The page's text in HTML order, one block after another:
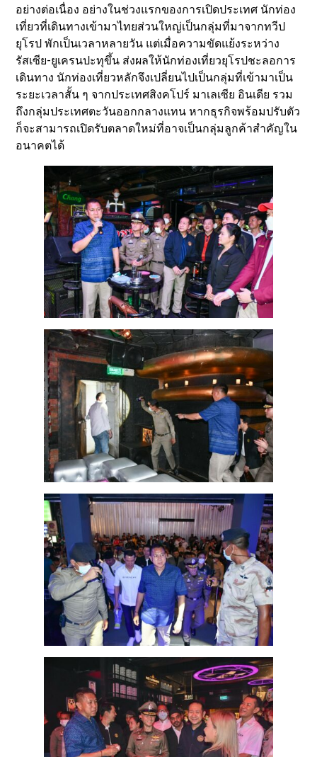
อย่างต่อเนื่อง อย่างในช่วงแรกของการเปิดประเทศ นักท่อง
เที่ยวที่เดินทางเข้ามาไทยส่วนใหญ่เป็นกลุ่มที่มาจากทวีป
ยุโรป พักเป็นเวลาหลายวัน แต่เมื่อความขัดแย้งระหว่าง
รัสเซีย-ยูเครนปะทุขึ้น ส่งผลให้นักท่องเที่ยวยุโรปชะลอการ
เดินทาง นักท่องเที่ยวหลักจึงเปลี่ยนไปเป็นกลุ่มที่เข้ามาเป็น
ระยะเวลาสั้น ๆ จากประเทศสิงคโปร์ มาเลเซีย อินเดีย รวม
ถึงกลุ่มประเทศตะวันออกกลางแทน หากธุรกิจพร้อมปรับตัว
ก็จะสามารถเปิดรับตลาดใหม่ที่อาจเป็นกลุ่มลูกค้าสำคัญใน
อนาคตได้